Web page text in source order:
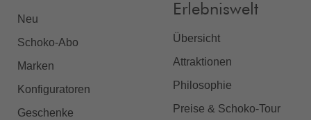
Neu
Schoko-Abo
Marken
Konfiguratoren
Geschenke
Erlebniswelt
Übersicht
Attraktionen
Philosophie
Preise & Schoko-Tour